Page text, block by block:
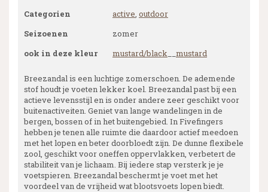
Categorien
active, outdoor
Seizoenen
zomer
ook in deze kleur
mustard/black mustard
Breezandal is een luchtige zomerschoen. De ademende
stof houdt je voeten lekker koel. Breezandal past bij een
actieve levensstijl en is onder andere zeer geschikt voor
buitenactiveiten. Geniet van lange wandelingen in de
bergen, bossen of in het buitengebied. In Fivefingers
hebben je tenen alle ruimte die daardoor actief meedoen
met het lopen en beter doorbloedt zijn. De dunne flexibele
zool, geschikt voor oneffen oppervlakken, verbetert de
stabiliteit van je lichaam. Bij iedere stap versterk je je
voetspieren. Breezandal beschermt je voet met het
voordeel van de vrijheid wat blootsvoets lopen biedt.